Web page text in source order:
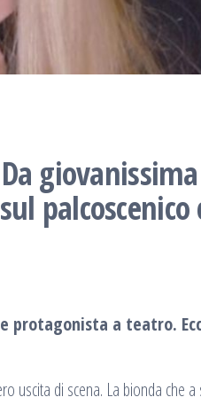
palcoscenico
a teatro.
uscita di scena. La bionda che